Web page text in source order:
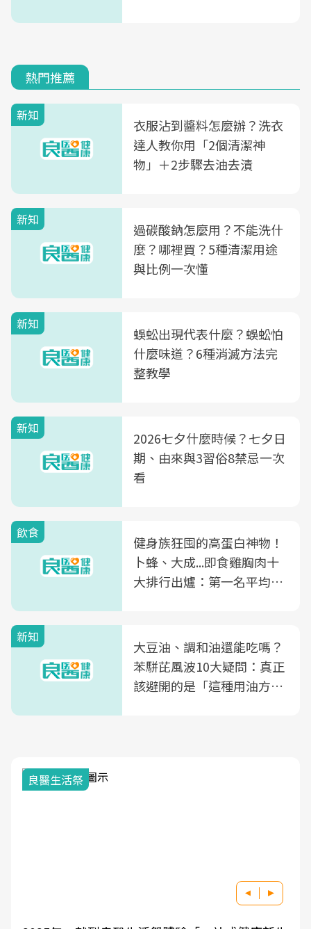
熱門推薦
新知
衣服沾到醬料怎麼辦？洗衣
達人教你用「2個清潔神
物」＋2步驟去油去漬
新知
過碳酸鈉怎麼用？不能洗什
麼？哪裡買？5種清潔用途
與比例一次懂
新知
蜈蚣出現代表什麼？蜈蚣怕
什麼味道？6種消滅方法完
整教學
新知
2026七夕什麼時候？七夕日
期、由來與3習俗8禁忌一次
看
飲食
健身族狂囤的高蛋白神物！
卜蜂、大成...即食雞胸肉十
大排行出爐：第一名平均一
新知
大豆油、調和油還能吃嗎？
苯駢芘風波10大疑問：真正
該避開的是「這種用油方
良醫生活祭